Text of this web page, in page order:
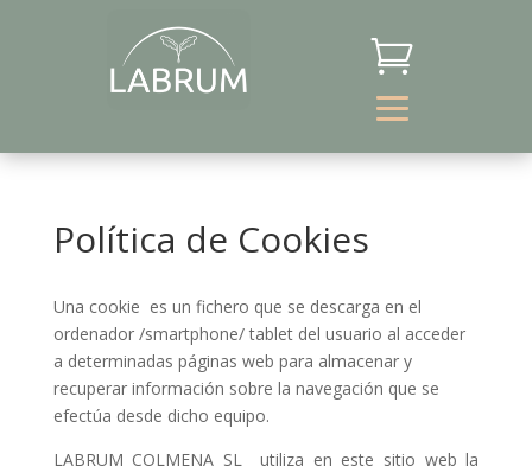

Política de Cookies
Una cookie es un fichero que se descarga en el
ordenador /smartphone/ tablet del usuario al acceder
a determinadas páginas web para almacenar y
recuperar información sobre la navegación que se
efectúa desde dicho equipo.
LABRUM COLMENA SL utiliza en este sitio web la